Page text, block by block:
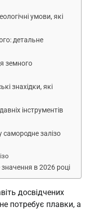
умови, які
детальне
земного
знахідки, які
інструментів
самородне залізо
в 2026 році
досвідчених
потребує плавки, а